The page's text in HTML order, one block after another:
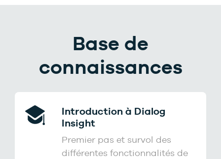
Base de
connaissances
Introduction à Dialog
Insight
Premier pas et survol des
différentes fonctionnalités de